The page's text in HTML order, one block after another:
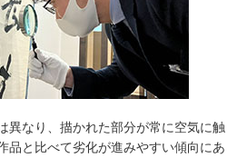
異なり、描かれた部分が常に空気に触
品と比べて劣化が進みやすい傾向にあ